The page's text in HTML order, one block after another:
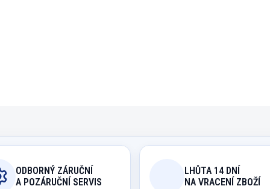
ODBORNÝ ZÁRUČNÍ
A POZÁRUČNÍ SERVIS
LHŮTA 14 DNÍ
NA VRACENÍ ZBOŽÍ